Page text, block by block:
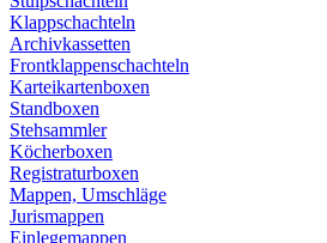
Klappschachteln
Archivkassetten
Frontklappenschachteln
Karteikartenboxen
Standboxen
Stehsammler
Köcherboxen
Registraturboxen
Mappen, Umschläge
Jurismappen
Einlegemappen